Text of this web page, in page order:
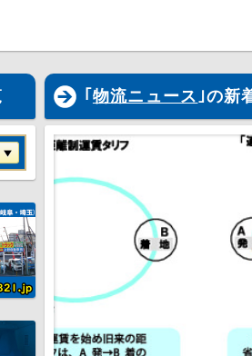
｢ 物流ニュース ｣の新